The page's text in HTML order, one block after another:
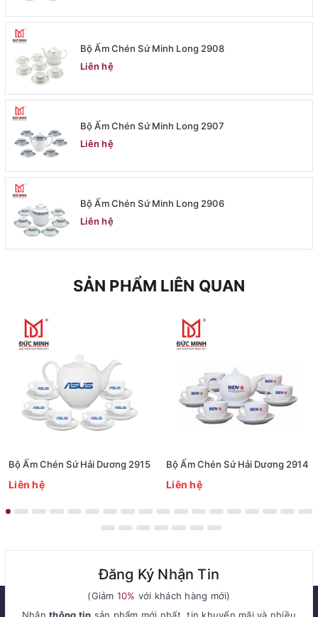
Bộ Ấm Chén Sứ Minh Long 2908
Liên hệ
Bộ Ấm Chén Sứ Minh Long 2907
Liên hệ
Bộ Ấm Chén Sứ Minh Long 2906
Liên hệ
SẢN PHẨM LIÊN QUAN
Bộ Ấm Chén Sứ Hải Dương 2915
Liên hệ
Bộ Ấm Chén Sứ Hải Dương 2914
Liên hệ
Đăng Ký Nhận Tin
(Giảm 10% với khách hàng mới)
Nhậnthông tin sản phẩm mới nhất, tin khuyến mãi và nhiều